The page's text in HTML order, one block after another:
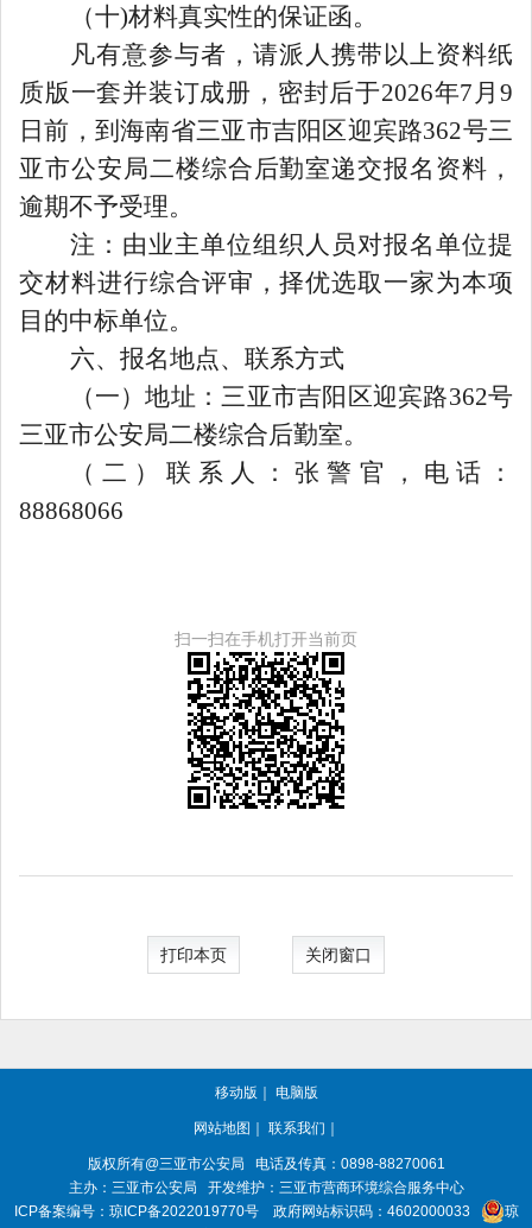
（十)材料真实性的保证函。
凡有意参与者，请派人 携带以上资料纸
质版一套并装订成册，密封后于2026年7 月9
日前， 到海南省三亚市吉阳区迎宾路362号三
亚市公安局二楼综合后勤室递交报名资料，
逾期不予受理。
注：由业主单位组织人员对报名单位提
交材料进行综合评审，择优选取一家为本项
目的中标单位。
六、报名地点、联系方式
（一）地址： 三亚市吉阳区迎宾路362号
三亚市公安局二楼综合后勤室。
（二）联系人：张警官
，电话：
88868066
扫一扫在手机打开当前页
打印本页 关闭窗口
移动版 ｜ 电脑版
网站地图 ｜ 联系我们 ｜
版权所有@三亚市公安局
电话及传真：0898-88270061
主办：三亚市公安局
开发维护：三亚市营商环境综合服务中心
ICP备案编号： 琼ICP备2022019770号 政府网站标识码： 4602000033
琼